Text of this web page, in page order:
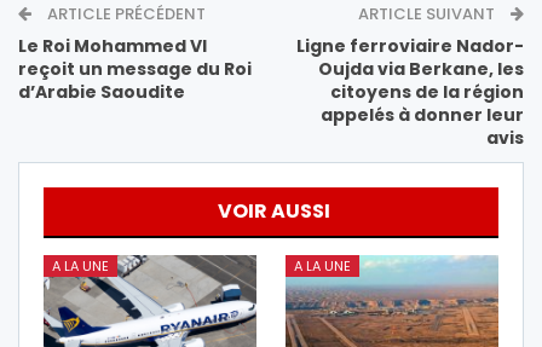
ARTICLE PRÉCÉDENT
Le Roi Mohammed VI
reçoit un message du Roi
d’Arabie Saoudite
ARTICLE SUIVANT
Ligne ferroviaire Nador-
Oujda via Berkane, les
citoyens de la région
appelés à donner leur
avis
VOIR AUSSI
A LA UNE A LA UNE